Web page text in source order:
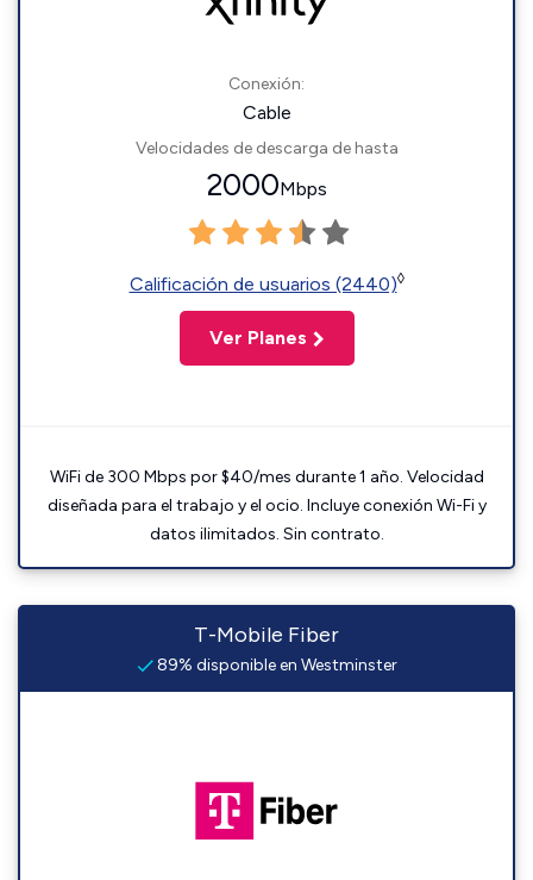
Conexión:
Cable
Velocidades de descarga de hasta
2000Mbps
Calificación de usuarios (2440)◊
Ver Planes
WiFi de 300 Mbps por $40/mes durante 1 año. Velocidad
diseñada para el trabajo y el ocio. Incluye conexión Wi-Fi y
datos ilimitados. Sin contrato.
T-Mobile Fiber
89% disponible en Westminster